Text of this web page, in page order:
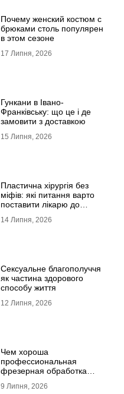
Почему женский костюм с
брюками столь популярен
в этом сезоне
17 Липня, 2026
Гункани в Івано-
Франківську: що це і де
замовити з доставкою
15 Липня, 2026
Пластична хірургія без
міфів: які питання варто
поставити лікарю до
14 Липня, 2026
Сексуальне благополуччя
як частина здорового
способу життя
12 Липня, 2026
Чем хороша
профессиональная
фрезерная обработка
9 Липня, 2026